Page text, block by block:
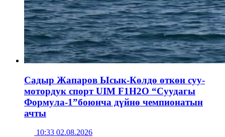
Садыр Жапаров Ысык-Көлдө өткөн суу-
мотордук спорт UIM F1H2O “Суудагы
Формула-1”боюнча дүйнө чемпионатын
ачты
10:33 02.08.2026